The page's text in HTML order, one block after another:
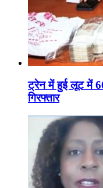
ट्रेन में हुई लूट में
गिरफ्तार